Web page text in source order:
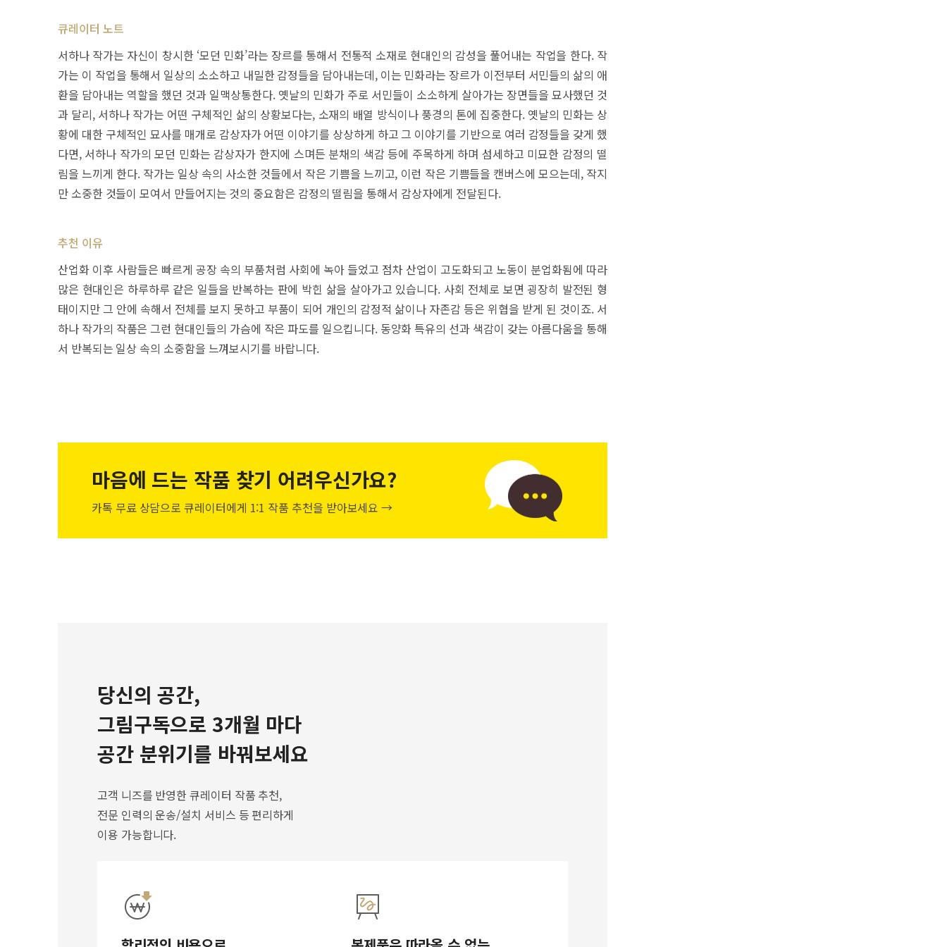
큐레이터 노트
서하나 작가는 자신이 창시한 ‘모던 민화’라는 장르를 통해서 전통적 소재로 현대인의 감성을 풀어내는 작업을 한다. 작
가는 이 작업을 통해서 일상의 소소하고 내밀한 감정들을 담아내는데, 이는 민화라는 장르가 이전부터 서민들의 삶의 애
환을 담아내는 역할을 했던 것과 일맥상통한다. 옛날의 민화가 주로 서민들이 소소하게 살아가는 장면들을 묘사했던 것
과 달리, 서하나 작가는 어떤 구체적인 삶의 상황보다는, 소재의 배열 방식이나 풍경의 톤에 집중한다. 옛날의 민화는 상
황에 대한 구체적인 묘사를 매개로 감상자가 어떤 이야기를 상상하게 하고 그 이야기를 기반으로 여러 감정들을 갖게 했
다면, 서하나 작가의 모던 민화는 감상자가 한지에 스며든 분채의 색감 등에 주목하게 하며 섬세하고 미묘한 감정의 떨
림을 느끼게 한다. 작가는 일상 속의 사소한 것들에서 작은 기쁨을 느끼고, 이런 작은 기쁨들을 캔버스에 모으는데, 작지
만 소중한 것들이 모여서 만들어지는 것의 중요함은 감정의 떨림을 통해서 감상자에게 전달된다.
추천 이유
산업화 이후 사람들은 빠르게 공장 속의 부품처럼 사회에 녹아 들었고 점차 산업이 고도화되고 노동이 분업화됨에 따라
많은 현대인은 하루하루 같은 일들을 반복하는 판에 박힌 삶을 살아가고 있습니다. 사회 전체로 보면 굉장히 발전된 형
태이지만 그 안에 속해서 전체를 보지 못하고 부품이 되어 개인의 감정적 삶이나 자존감 등은 위협을 받게 된 것이죠. 서
하나 작가의 작품은 그런 현대인들의 가슴에 작은 파도를 일으킵니다. 동양화 특유의 선과 색감이 갖는 아름다움을 통해
서 반복되는 일상 속의 소중함을 느껴보시기를 바랍니다.
마음에 드는 작품 찾기 어려우신가요?
카톡 무료 상담으로 큐레이터에게 1:1 작품 추천을 받아보세요 →
당신의 공간,
그림구독으로 3개월 마다
공간 분위기를 바꿔보세요
고객 니즈를 반영한 큐레이터 작품 추천,
전문 인력의 운송/설치 서비스 등 편리하게
이용 가능합니다.